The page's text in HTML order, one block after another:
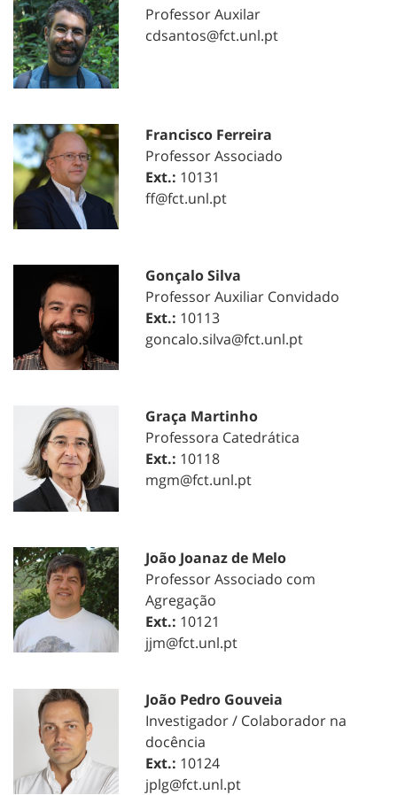
Professor Auxilar
cdsantos@fct.unl.pt
Francisco Ferreira
Professor Associado
Ext.: 10131
ff@fct.unl.pt
Gonçalo Silva
Professor Auxiliar Convidado
Ext.: 10113
goncalo.silva@fct.unl.pt
Graça Martinho
Professora Catedrática
Ext.: 10118
mgm@fct.unl.pt
João Joanaz de Melo
Professor Associado com
Agregação
Ext.: 10121
jjm@fct.unl.pt
João Pedro Gouveia
Investigador / Colaborador na
docência
Ext.: 10124
jplg@fct.unl.pt